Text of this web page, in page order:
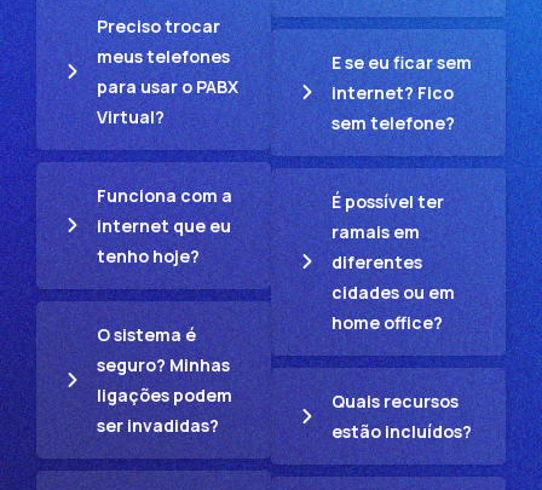
Preciso trocar
meus telefones
para usar o PABX
Virtual?
Funciona com a
internet que eu
tenho hoje?
O sistema é
seguro? Minhas
ligações podem
ser invadidas?
E se eu ficar sem
internet? Fico
sem telefone?
É possível ter
ramais em
diferentes
cidades ou em
home office?
Quais recursos
estão incluídos?